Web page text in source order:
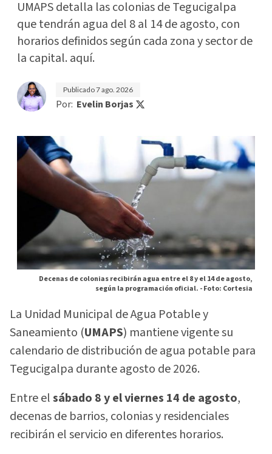
UMAPS detalla las colonias de Tegucigalpa
que tendrán agua del 8 al 14 de agosto, con
horarios definidos según cada zona y sector de
la capital. aquí.
Publicado7 ago. 2026
Por: Evelin Borjas
Decenas de colonias recibirán agua entre el 8 y el 14 de agosto,
según la programación oficial. -Foto: Cortesia
La Unidad Municipal de Agua Potable y
Saneamiento (UMAPS) mantiene vigente su
calendario de distribución de agua potable para
Tegucigalpa durante agosto de 2026.
Entre elsábado 8 y el viernes 14 de agosto,
decenas de barrios, colonias y residenciales
recibirán el servicio en diferentes horarios.